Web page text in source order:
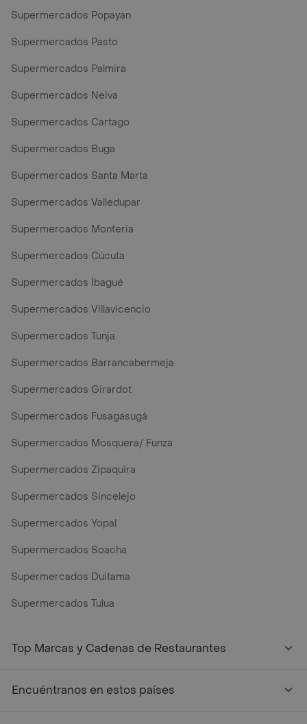
Supermercados Popayan
Supermercados Pasto
Supermercados Palmira
Supermercados Neiva
Supermercados Cartago
Supermercados Buga
Supermercados Santa Marta
Supermercados Valledupar
Supermercados Monteria
Supermercados Cúcuta
Supermercados Ibagué
Supermercados Villavicencio
Supermercados Tunja
Supermercados Barrancabermeja
Supermercados Girardot
Supermercados Fusagasugá
Supermercados Mosquera/ Funza
Supermercados Zipaquira
Supermercados Sincelejo
Supermercados Yopal
Supermercados Soacha
Supermercados Duitama
Supermercados Tulua
Top Marcas y Cadenas de Restaurantes
Encuéntranos en estos países